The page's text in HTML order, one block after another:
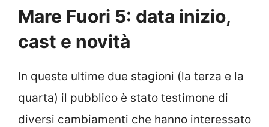
Mare Fuori 5: data inizio,
cast e novità
In queste ultime due stagioni (la terza e la
quarta) il pubblico è stato testimone di
diversi cambiamenti che hanno interessato